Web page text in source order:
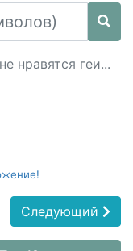
нравятся геи...
Следующий